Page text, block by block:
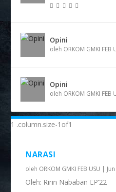
Opini
oleh ORKOM GMKI FEB
Opini
oleh ORKOM GMKI FEB
NARASI
oleh ORKOM GMKI FEB USU |
Oleh: Ririn Nababan EP’22